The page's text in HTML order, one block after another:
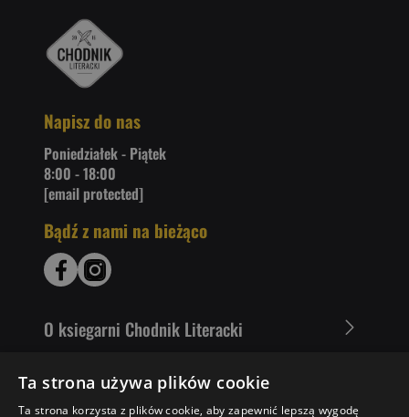
Napisz do nas
Poniedziałek - Piątek
8:00 - 18:00
[email protected]
Bądź z nami na bieżąco
O ksiegarni Chodnik Literacki
Zakupy u nas
Ta strona używa plików cookie
Ta strona korzysta z plików cookie, aby zapewnić lepszą wygodę